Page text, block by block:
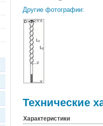
Другие фотографии:
Технические
Характеристики